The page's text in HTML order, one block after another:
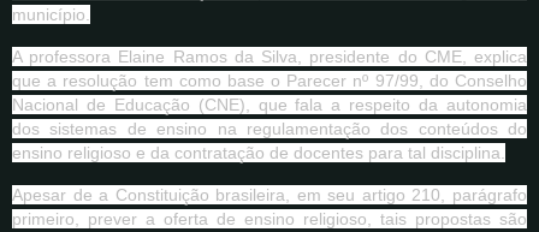
município.
A professora Elaine Ramos da Silva, presidente do CME, explica
que a resolução tem como base o Parecer nº 97/99, do Conselho
Nacional de Educação (CNE), que fala a respeito da autonomia
dos sistemas de ensino na regulamentação dos conteúdos do
ensino religioso e da contratação de docentes para tal disciplina.
Apesar de a Constituição brasileira, em seu artigo 210, parágrafo
primeiro, prever a oferta de ensino religioso, tais propostas são